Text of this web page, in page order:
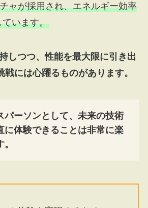
ャが採用され、エネルギー効率
います。
しつつ、性能を最大限に引き出
には心躍るものがあります。
パーソンとして、未来の技術
に体験できることは非常に楽